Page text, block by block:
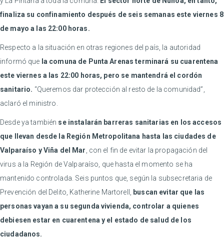
finaliza su confinamiento después de seis semanas este viernes 8
de mayo a las 22:00 horas.
Respecto a la situación en otras regiones del país, la autoridad
informó que la comuna de Punta Arenas terminará su cuarentena
este viernes a las 22:00 horas, pero se mantendrá el cordón
sanitario. “Queremos dar protección al resto de la comunidad”,
aclaró el ministro.
Desde ya también se instalarán barreras sanitarias en los accesos
que llevan desde la Región Metropolitana hasta las ciudades de
Valparaíso y Viña del Mar , con el fin de evitar la propagación del
virus a la Región de Valparaíso, que hasta el momento se ha
mantenido controlada. Seis puntos que, según la subsecretaria de
Prevención del Delito, Katherine Martorell,
buscan evitar que las
personas vayan a su segunda vivienda, controlar a quienes
debiesen estar en cuarentena y el estado de salud de los
ciudadanos.